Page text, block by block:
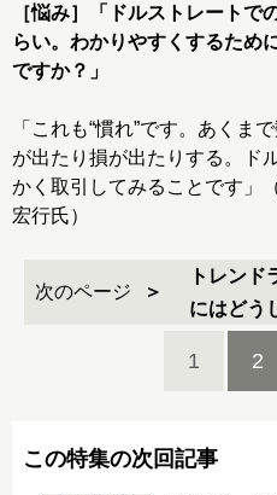
［悩み］「ドルストレートで
らい。わかりやすくするため
ですか？」
「これも“慣れ”です。あくま
が出たり損が出たりする。ド
かく取引してみることです」
宏行氏）
次のページ
トレンド
にはどう
1 2
この特集の次回記事